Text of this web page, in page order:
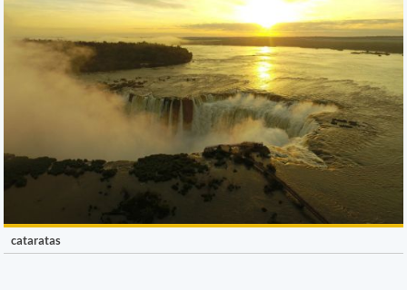
cataratas